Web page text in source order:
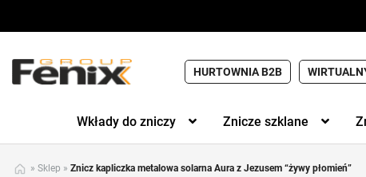
HURTOWNIA B2B
Wkłady do zniczy Znicze szklane
» Sklep » Znicz kapliczka metalowa solarna Aura z Jezusem “żywy płomień”